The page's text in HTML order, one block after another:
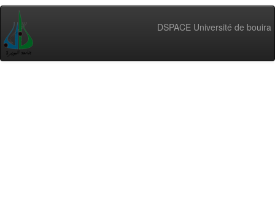
DSPACE Université de bouira